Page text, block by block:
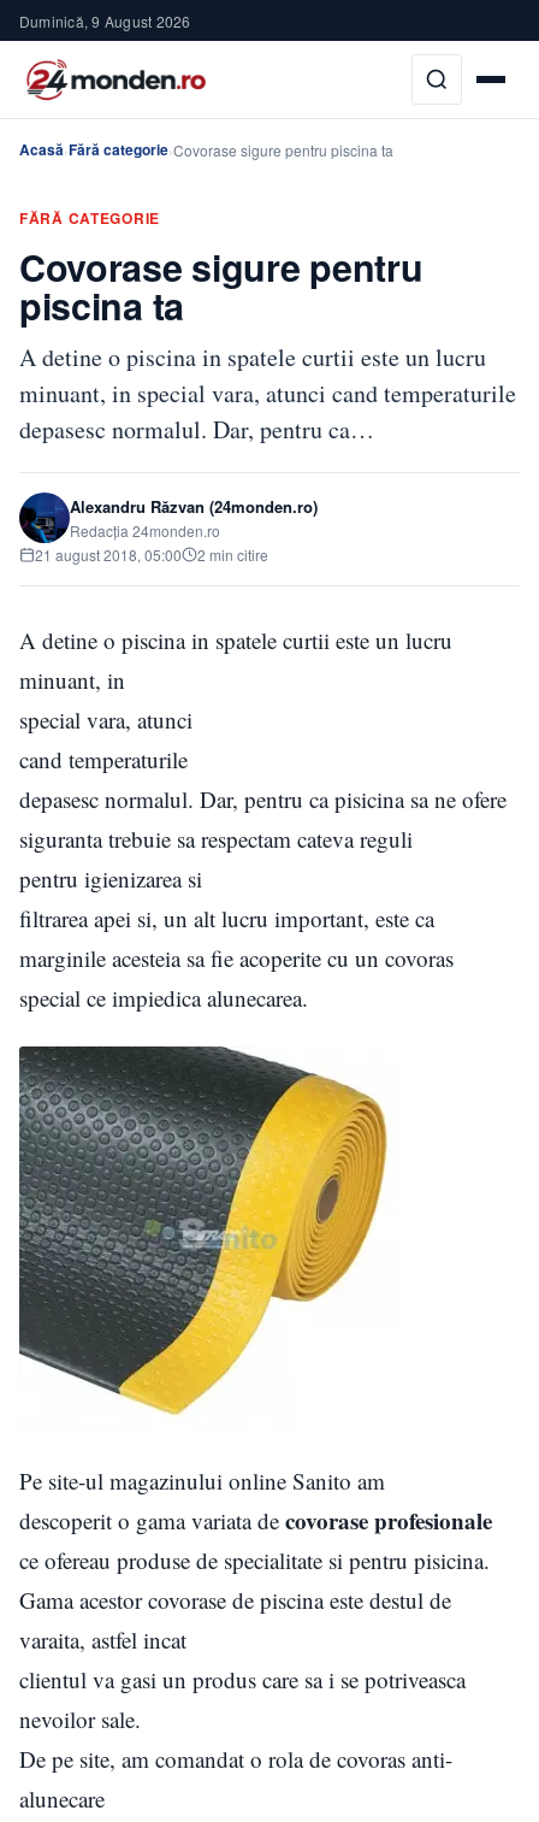
Duminică, 9 August 2026
Acasă›Fără categorie›Covorase sigure pentru piscina ta
FĂRĂ CATEGORIE
Covorase sigure pentru
piscina ta
A detine o piscina in spatele curtii este un lucru
minuant, in special vara, atunci cand temperaturile
depasesc normalul. Dar, pentru ca…
Alexandru Răzvan (24monden.ro)
Redacția 24monden.ro
21 august 2018, 05:00
2 min citire
A detine o piscina in spatele curtii este un lucru
minuant, in
special vara, atunci
cand temperaturile
depasesc normalul. Dar, pentru ca pisicina sa ne ofere
siguranta trebuie sa respectam cateva reguli
pentru igienizarea si
filtrarea apei si, un alt lucru important, este ca
marginile acesteia sa fie acoperite cu un covoras
special ce impiedica alunecarea.
Pe site-ul magazinului online Sanito am
descoperit o gama variata de covorase profesionale
ce ofereau produse de specialitate si pentru pisicina.
Gama acestor covorase de piscina este destul de
varaita, astfel incat
clientul va gasi un produs care sa i se potriveasca
nevoilor sale.
De pe site, am comandat o rola de covoras anti-
alunecare